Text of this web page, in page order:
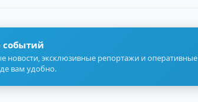
событий
новости, эксклюзивные репортажи и оперативные
вам удобно.